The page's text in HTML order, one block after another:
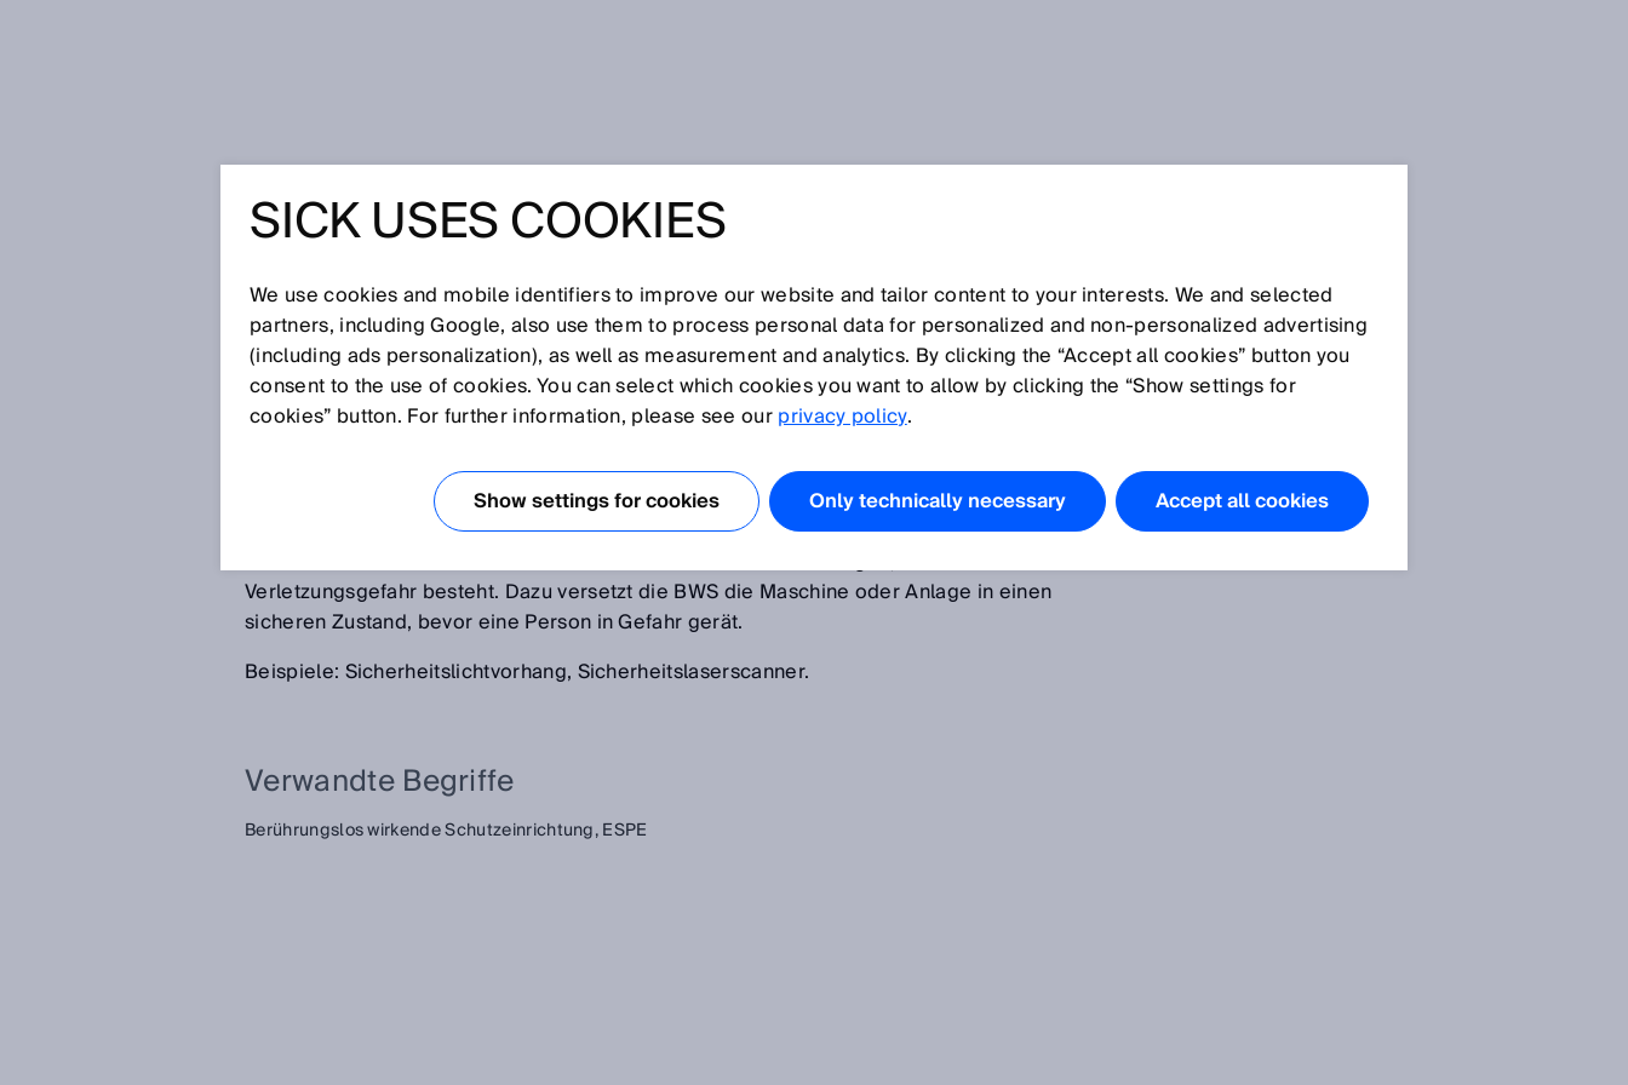
Glossar
[0-9] A B C D E F G H I J K L M N O P Q R S T U V W X Y Z
BWS
mehreren Geräten bestehendes System für die sicherheitsgerichtete Detektion von
Personen oder Körperteilen.
Die BWS dient dem Schutz von Personen an Maschinen und Anlagen, an denen
Verletzungsgefahr besteht. Dazu versetzt die BWS die Maschine oder Anlage in einen
sicheren Zustand, bevor eine Person in Gefahr gerät.
Beispiele: Sicherheitslichtvorhang, Sicherheitslaserscanner.
Verwandte Begriffe
Berührungslos wirkende Schutzeinrichtung,ESPE
SICK USES COOKIES
We use cookies and mobile identifiers to improve our website and tailor content to your interests. We and selected
partners, including Google, also use them to process personal data for personalized and non‑personalized advertising
(including ads personalization), as well as measurement and analytics. By clicking the “Accept all cookies” button you
consent to the use of cookies. You can select which cookies you want to allow by clicking the “Show settings for
cookies” button. For further information, please see ourprivacy policy.
Show settings for cookies Only technically necessary Accept all cookies